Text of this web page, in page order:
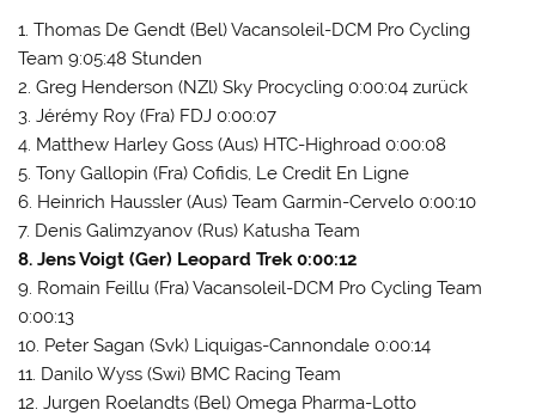
1. Thomas De Gendt (Bel) Vacansoleil-DCM Pro Cycling
Team 9:05:48 Stunden
2. Greg Henderson (NZl) Sky Procycling 0:00:04 zurück
3. Jérémy Roy (Fra) FDJ 0:00:07
4. Matthew Harley Goss (Aus) HTC-Highroad 0:00:08
5. Tony Gallopin (Fra) Cofidis, Le Credit En Ligne
6. Heinrich Haussler (Aus) Team Garmin-Cervelo 0:00:10
7. Denis Galimzyanov (Rus) Katusha Team
8. Jens Voigt (Ger) Leopard Trek 0:00:12
9. Romain Feillu (Fra) Vacansoleil-DCM Pro Cycling Team
0:00:13
10. Peter Sagan (Svk) Liquigas-Cannondale 0:00:14
11. Danilo Wyss (Swi) BMC Racing Team
12. Jurgen Roelandts (Bel) Omega Pharma-Lotto